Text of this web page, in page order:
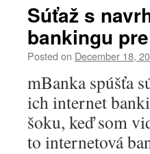
Súťaž s
bankingu
Posted on December 18,
mBanka spúšťa
ich internet
šoku, keď som
to internetová